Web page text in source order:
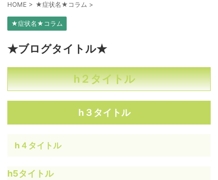
HOME > ★症状名★コラム >
★症状名★コラム
★ブログタイトル★
h２タイトル
h３タイトル
h４タイトル
h5タイトル